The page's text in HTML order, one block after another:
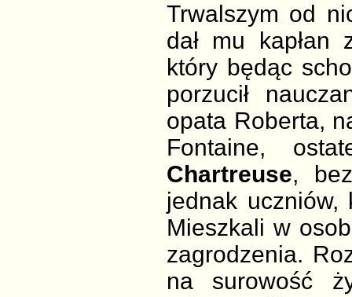
Trwalszym od
dał mu
który będąc
porzucił
opata Roberta,
Fontaine,
Chartreuse,
jednak uczniów,
Mieszkali w
zagrodzenia.
na surowość